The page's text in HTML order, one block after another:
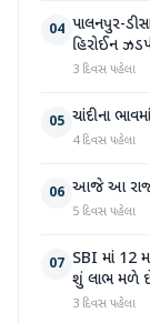
04 પાલનપુર-
હિરોઈન
3 દિવસ પહેલા
05 ચાંદીના
4 દિવસ પહેલા
06 આજે આ
5 દિવસ પહેલા
07 SBI માં 12
શું લાભ મળે
3 દિવસ પહેલા